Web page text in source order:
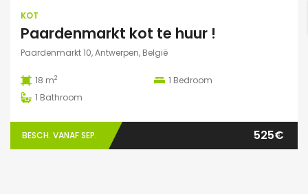
KOT
Paardenmarkt kot te huur !
Paardenmarkt 10, Antwerpen, België
18 m2 1 Bedroom
1 Bathroom
BESCH. VANAF SEP. 525€